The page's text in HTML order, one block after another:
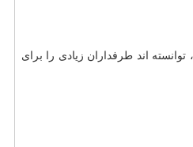
اند طرفداران زیادی را برای